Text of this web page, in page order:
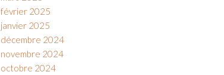
février 2025
janvier 2025
décembre 2024
novembre 2024
octobre 2024